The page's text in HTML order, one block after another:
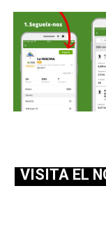
VISITA EL